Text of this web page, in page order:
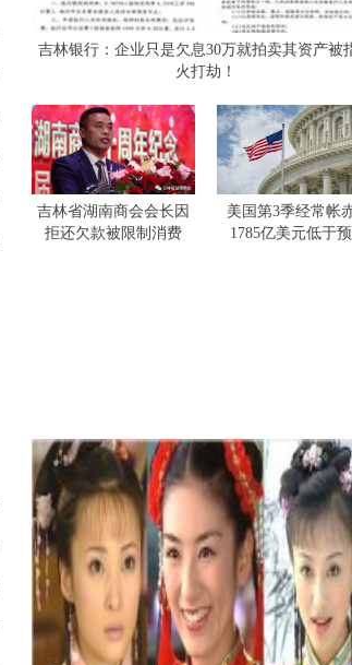
吉林银行：企业只是欠息30万就拍卖其资产被
火打劫！
吉林省湖南商会会长因
拒还欠款被限制消费
美国第3季经常帐
1785亿美元低于